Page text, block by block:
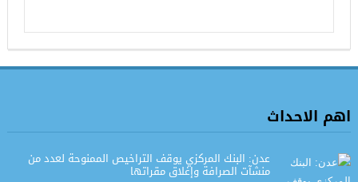
اهم الاحداث
عدن: البنك المركزي يوقف التراخيص الممنوحة لعدد من
منشآت الصرافة وإغلاق مقراتها